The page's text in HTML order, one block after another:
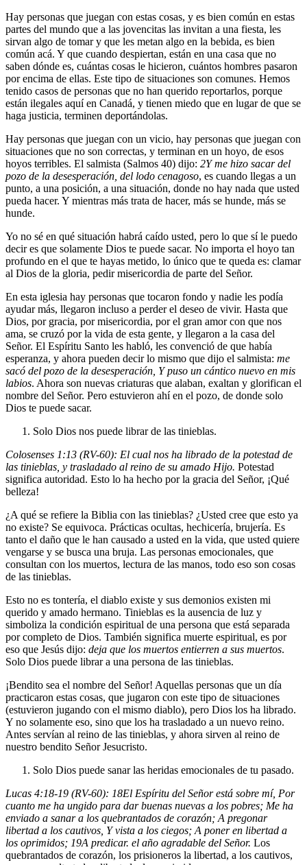
Hay personas que juegan con estas cosas, y es bien común en estas
partes del mundo que a las jovencitas las invitan a una fiesta, les
sirvan algo de tomar y que les metan algo en la bebida, es bien
común acá. Y que cuando despiertan, están en una casa que no
saben dónde es, cuántas cosas le hicieron, cuántos hombres pasaron
por encima de ellas. Este tipo de situaciones son comunes. Hemos
tenido casos de personas que no han querido reportarlos, porque
están ilegales aquí en Canadá, y tienen miedo que en lugar de que se
haga justicia, terminen deportándolas.
Hay personas que juegan con un vicio, hay personas que juegan con
situaciones que no son correctas, y terminan en un hoyo, de esos
hoyos terribles. El salmista (Salmos 40) dijo: 2Y me hizo sacar del
pozo de la desesperación, del lodo cenagoso, es cuando llegas a un
punto, a una posición, a una situación, donde no hay nada que usted
pueda hacer. Y mientras más trata de hacer, más se hunde, más se
hunde.
Yo no sé en qué situación habrá caído usted, pero lo que sí le puedo
decir es que solamente Dios te puede sacar. No importa el hoyo tan
profundo en el que te hayas metido, lo único que te queda es: clamar
al Dios de la gloria, pedir misericordia de parte del Señor.
En esta iglesia hay personas que tocaron fondo y nadie les podía
ayudar más, llegaron incluso a perder el deseo de vivir. Hasta que
Dios, por gracia, por misericordia, por el gran amor con que nos
ama, se cruzó por la vida de esta gente, y llegaron a la casa del
Señor. El Espíritu Santo les habló, les convenció de que había
esperanza, y ahora pueden decir lo mismo que dijo el salmista: me
sacó del pozo de la desesperación, Y puso un cántico nuevo en mis
labios. Ahora son nuevas criaturas que alaban, exaltan y glorifican el
nombre del Señor. Pero estuvieron ahí en el pozo, de donde solo
Dios te puede sacar.
Solo Dios nos puede librar de las tinieblas.
Colosenses 1:13 (RV-60): El cual nos ha librado de la potestad de
las tinieblas, y trasladado al reino de su amado Hijo. Potestad
significa autoridad. Esto lo ha hecho por la gracia del Señor, ¡Qué
belleza!
¿A qué se refiere la Biblia con las tinieblas? ¿Usted cree que esto ya
no existe? Se equivoca. Prácticas ocultas, hechicería, brujería. Es
tanto el daño que le han causado a usted en la vida, que usted quiere
vengarse y se busca una bruja. Las personas emocionales, que
consultan con los muertos, lectura de las manos, todo eso son cosas
de las tinieblas.
Esto no es tontería, el diablo existe y sus demonios existen mi
querido y amado hermano. Tinieblas es la ausencia de luz y
simboliza la condición espiritual de una persona que está separada
por completo de Dios. También significa muerte espiritual, es por
eso que Jesús dijo: deja que los muertos entierren a sus muertos.
Solo Dios puede librar a una persona de las tinieblas.
¡Bendito sea el nombre del Señor! Aquellas personas que un día
practicaron estas cosas, que jugaron con este tipo de situaciones
(estuvieron jugando con el mismo diablo), pero Dios los ha librado.
Y no solamente eso, sino que los ha trasladado a un nuevo reino.
Antes servían al reino de las tinieblas, y ahora sirven al reino de
nuestro bendito Señor Jesucristo.
Solo Dios puede sanar las heridas emocionales de tu pasado.
Lucas 4:18-19 (RV-60): 18El Espíritu del Señor está sobre mí, Por
cuanto me ha ungido para dar buenas nuevas a los pobres; Me ha
enviado a sanar a los quebrantados de corazón; A pregonar
libertad a los cautivos, Y vista a los ciegos; A poner en libertad a
los oprimidos; 19A predicar. el año agradable del Señor. Los
quebrantados de corazón, los prisioneros la libertad, a los cautivos,